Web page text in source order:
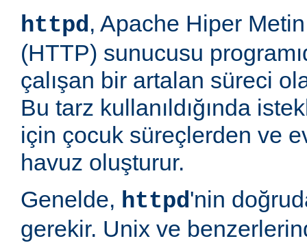
httpd, Apache Hiper
(HTTP) sunucusu
çalışan bir artalan süreci
Bu tarz kullanıldığında
için çocuk süreçlerden ve
havuz oluşturur.
Genelde, httpd'nin
gerekir. Unix ve